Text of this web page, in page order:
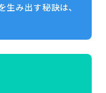
み出す秘訣は、